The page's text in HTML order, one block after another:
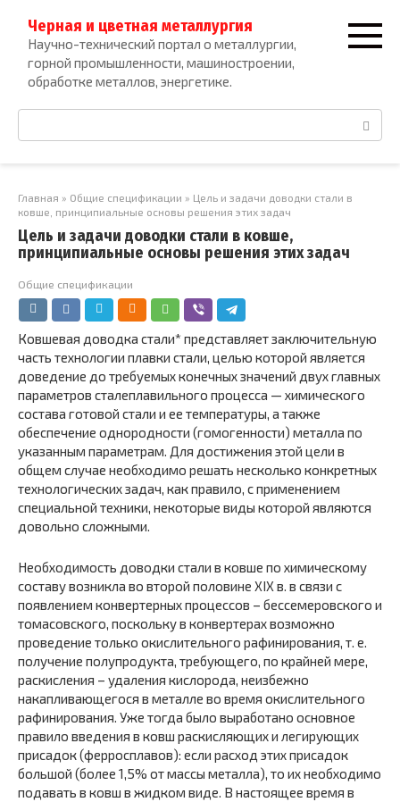
контенту
Черная и цветная металлургия
Научно-технический портал о металлургии,
горной промышленности, машиностроении,
обработке металлов, энергетике.
Поиск:
Главная » Общие спецификации » Цель и задачи доводки стали в
ковше, принципиальные основы решения этих задач
Цель и задачи доводки стали в ковше,
принципиальные основы решения этих задач
Общие спецификации
Ковшевая доводка стали* представляет заключительную
часть технологии плавки стали, целью которой является
доведение до требуемых конечных значений двух главных
параметров сталеплавильного процесса — химического
состава готовой стали и ее температуры, а также
обеспечение однородности (гомогенности) металла по
указанным параметрам. Для достижения этой цели в
общем случае необходимо решать несколько конкретных
технологических задач, как правило, с применением
специальной техники, некоторые виды которой являются
довольно сложными.
Необходимость доводки стали в ковше по химическому
составу возникла во второй половине XIX в. в связи с
появлением конвертерных процессов – бессемеровского и
томасовского, поскольку в конвертерах возможно
проведение только окислительного рафинирования, т. е.
получение полупродукта, требующего, по крайней мере,
раскисления – удаления кислорода, неизбежно
накапливающегося в металле во время окислительного
рафинирования. Уже тогда было выработано основное
правило введения в ковш раскисляющих и легирующих
присадок (ферросплавов): если расход этих присадок
большой (более 1,5% от массы металла), то их необходимо
подавать в ковш в жидком виде. В настоящее время в